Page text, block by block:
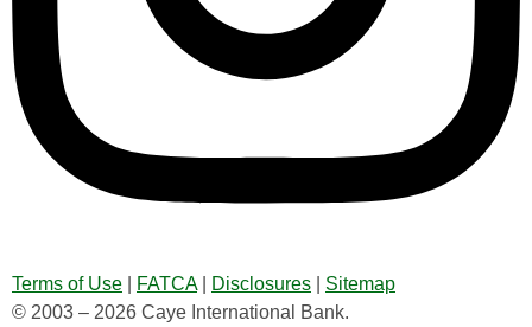
Terms of Use FATCA| Disclosures
Sitemap
© 2003 – 2026 Caye International Bank.